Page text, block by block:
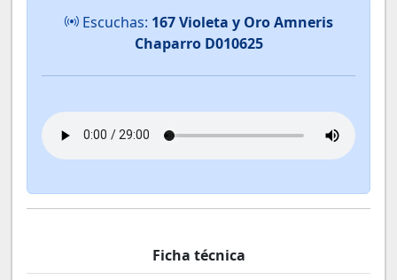
Escuchas: 167 Violeta y Oro Amneris
Chaparro D010625
Ficha técnica